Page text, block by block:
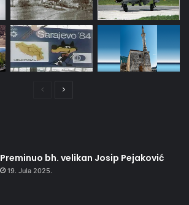
PrethodnaNaredna
Preminuo bh. velikan Josip Pejaković
19. Jula 2025.